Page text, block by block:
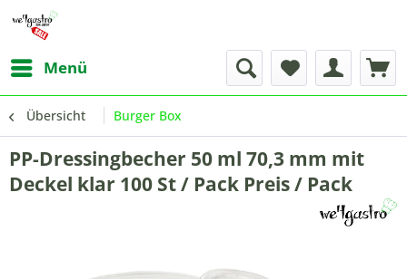
Menü
Übersicht Burger Box
PP-Dressingbecher 50 ml 70,3 mm mit
Deckel klar 100 St / Pack Preis / Pack